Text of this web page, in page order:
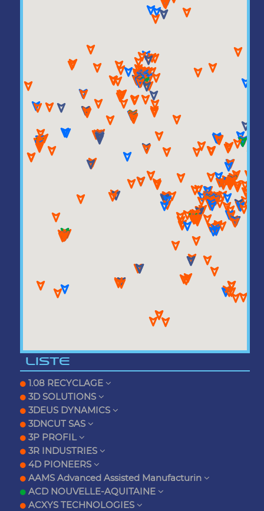
LISTE
1.08 RECYCLAGE
3D SOLUTIONS
3DEUS DYNAMICS
3DNCUT SAS
3P PROFIL
3R INDUSTRIES
4D PIONEERS
AAMS Advanced Assisted Manufacturin
ACD NOUVELLE-AQUITAINE
ACXYS TECHNOLOGIES